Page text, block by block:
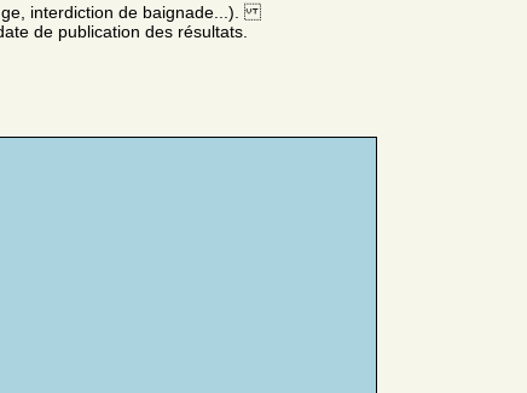
interdiction de baignade...).
de publication des résultats.